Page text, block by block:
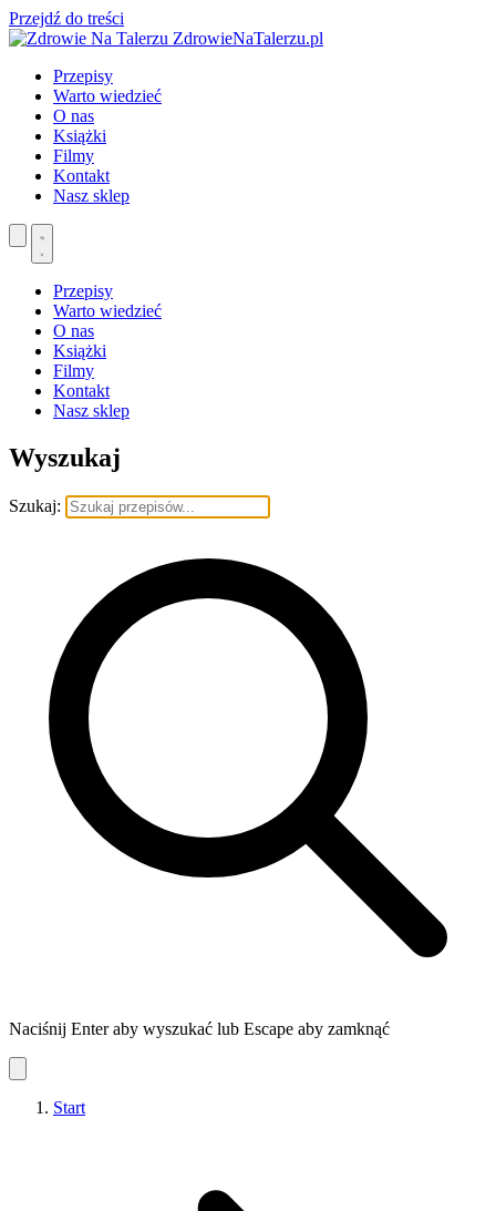
Przejdź do treści
ZdrowieNaTalerzu.pl
Przepisy
Warto wiedzieć
O nas
Książki
Filmy
Kontakt
Nasz sklep
Przepisy
Warto wiedzieć
O nas
Książki
Filmy
Kontakt
Nasz sklep
Wyszukaj
Szukaj:
Naciśnij Enter aby wyszukać lub Escape aby zamknąć
Start